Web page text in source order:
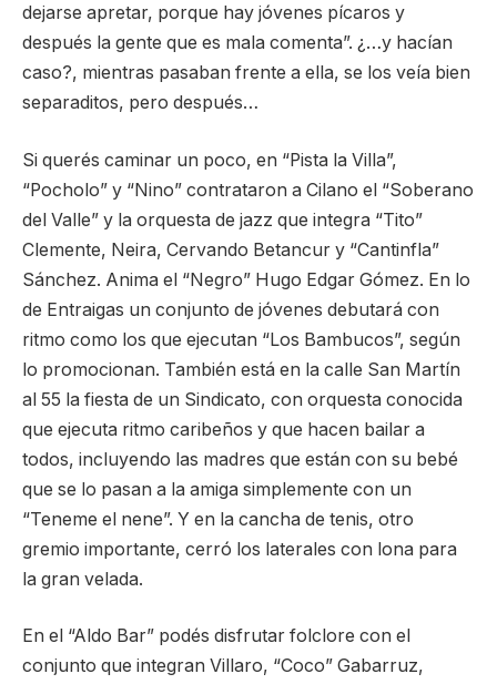
dejarse apretar, porque hay jóvenes pícaros y
después la gente que es mala comenta”. ¿…y hacían
caso?, mientras pasaban frente a ella, se los veía bien
separaditos, pero después…
Si querés caminar un poco, en “Pista la Villa”,
“Pocholo” y “Nino” contrataron a Cilano el “Soberano
del Valle” y la orquesta de jazz que integra “Tito”
Clemente, Neira, Cervando Betancur y “Cantinfla”
Sánchez. Anima el “Negro” Hugo Edgar Gómez. En lo
de Entraigas un conjunto de jóvenes debutará con
ritmo como los que ejecutan “Los Bambucos”, según
lo promocionan. También está en la calle San Martín
al 55 la fiesta de un Sindicato, con orquesta conocida
que ejecuta ritmo caribeños y que hacen bailar a
todos, incluyendo las madres que están con su bebé
que se lo pasan a la amiga simplemente con un
“Teneme el nene”. Y en la cancha de tenis, otro
gremio importante, cerró los laterales con lona para
la gran velada.
En el “Aldo Bar” podés disfrutar folclore con el
conjunto que integran Villaro, “Coco” Gabarruz,